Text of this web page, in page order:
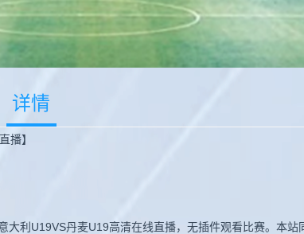
详情
播】
利U19VS丹麦U19高清在线直播，无插件观看比赛。本站